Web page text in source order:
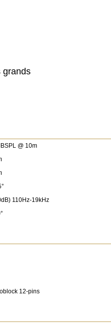
grands
@ 10m
110Hz-19kHz
12-pins